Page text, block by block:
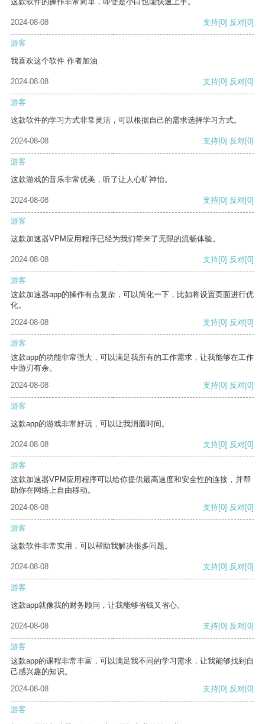
2024-08-08 支持[0] 反对[0]
游客
我喜欢这个软件 作者加油
2024-08-08 支持[0] 反对[0]
游客
这款软件的学习方式非常灵活，可以根据自己的需求选择学习方式。
2024-08-08 支持[0] 反对[0]
游客
这款游戏的音乐非常优美，听了让人心旷神怡。
2024-08-08 支持[0] 反对[0]
游客
这款加速器VPM应用程序已经为我们带来了无限的流畅体验。
2024-08-08 支持[0] 反对[0]
游客
这款加速器app的操作有点复杂，可以简化一下，比如将设置页面进行优
化。
2024-08-08
支持[0] 反对[0]
游客
这款app的功能非常强大，可以满足我所有的工作需求，让我能够在工作
中游刃有余。
2024-08-08
支持[0] 反对[0]
游客
这款app的游戏非常好玩，可以让我消磨时间。
2024-08-08 支持[0] 反对[0]
游客
这款加速器VPM应用程序可以给你提供最高速度和安全性的连接，并帮
助你在网络上自由移动。
2024-08-08
支持[0] 反对[0]
游客
这款软件非常实用，可以帮助我解决很多问题。
2024-08-08 支持[0] 反对[0]
游客
这款app就像我的财务顾问，让我能够省钱又省心。
2024-08-08 支持[0] 反对[0]
游客
这款app的课程非常丰富，可以满足我不同的学习需求，让我能够找到自
己感兴趣的知识。
2024-08-08
支持[0] 反对[0]
游客